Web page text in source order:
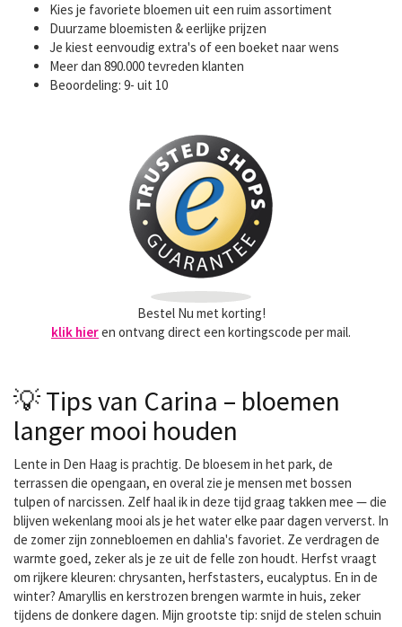
Kies je favoriete bloemen uit een ruim assortiment
Duurzame bloemisten & eerlijke prijzen
Je kiest eenvoudig extra's of een boeket naar wens
Meer dan 890.000 tevreden klanten
Beoordeling: 9- uit 10
Bestel Nu met korting!
klik hieren ontvang direct een kortingscode per mail.
💡 Tips van Carina – bloemen
langer mooi houden
Lente in Den Haag is prachtig. De bloesem in het park, de
terrassen die opengaan, en overal zie je mensen met bossen
tulpen of narcissen. Zelf haal ik in deze tijd graag takken mee — die
blijven wekenlang mooi als je het water elke paar dagen ververst. In
de zomer zijn zonnebloemen en dahlia's favoriet. Ze verdragen de
warmte goed, zeker als je ze uit de felle zon houdt. Herfst vraagt
om rijkere kleuren: chrysanten, herfstasters, eucalyptus. En in de
winter? Amaryllis en kerstrozen brengen warmte in huis, zeker
tijdens de donkere dagen. Mijn grootste tip: snijd de stelen schuin